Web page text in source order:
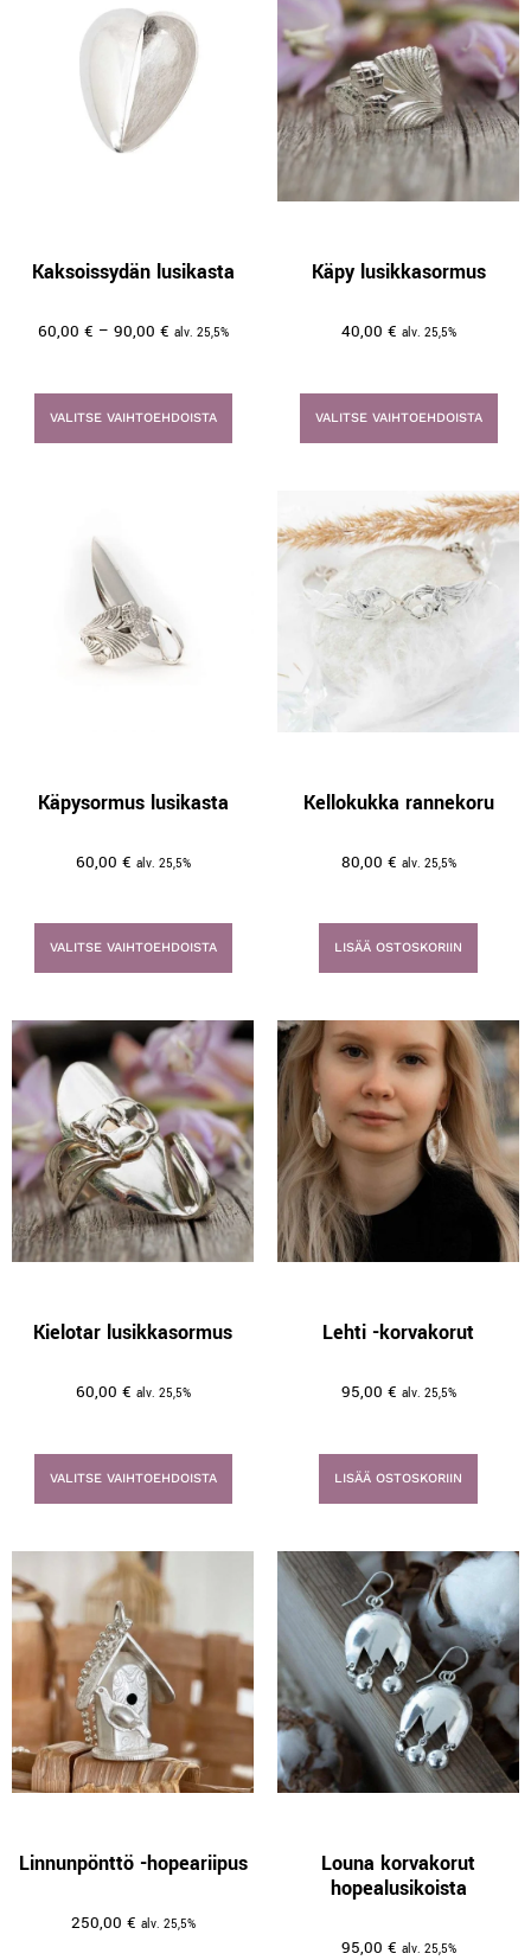
Kaksoissydän lusikasta
60,00 € – 90,00 € alv. 25,5%
VALITSE VAIHTOEHDOISTA
Käpy lusikkasormus
40,00 € alv. 25,5%
VALITSE VAIHTOEHDOISTA
Käpysormus lusikasta
60,00 € alv. 25,5%
VALITSE VAIHTOEHDOISTA
Kellokukka rannekoru
80,00 € alv. 25,5%
LISÄÄ OSTOSKORIIN
Kielotar lusikkasormus
60,00 € alv. 25,5%
VALITSE VAIHTOEHDOISTA
Lehti -korvakorut
95,00 € alv. 25,5%
LISÄÄ OSTOSKORIIN
Linnunpönttö -hopeariipus
250,00 € alv. 25,5%
Louna korvakorut
hopealusikoista
95,00 € alv. 25,5%